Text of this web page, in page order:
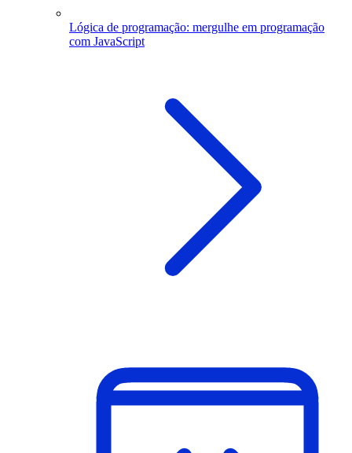
Lógica de programação: mergulhe em programação
com JavaScript